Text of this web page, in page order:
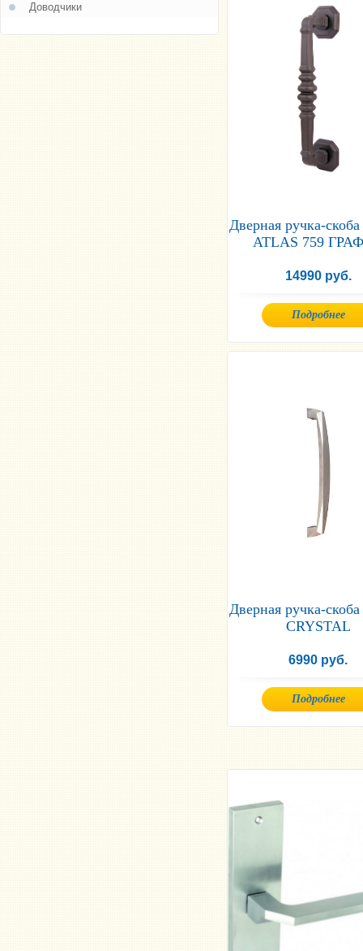
Дверная ручка-
ATLAS 759
14990 руб.
Подробнее
Дверная ручка-
CRYSTAL
6990 руб.
Подробнее
Доводчики